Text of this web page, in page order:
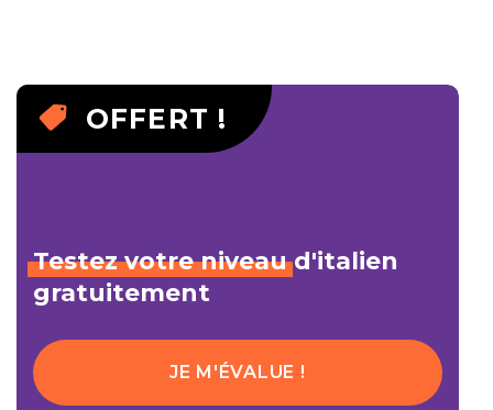
OFFERT !
Testez votre niveaud'italien
gratuitement
JE M'ÉVALUE !